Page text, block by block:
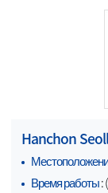
Hanchon
Время работы: